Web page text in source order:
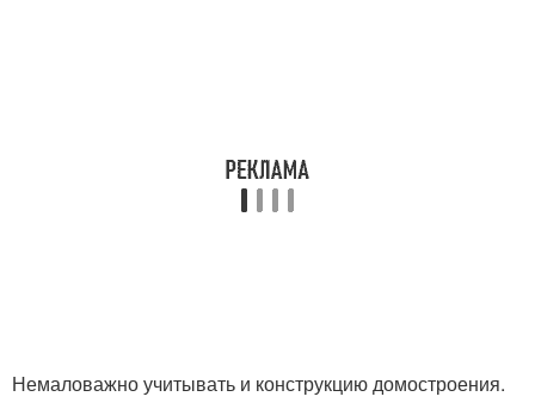
Немаловажно учитывать и конструкцию домостроения.